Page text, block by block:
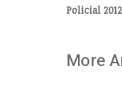
Policial 2012
More